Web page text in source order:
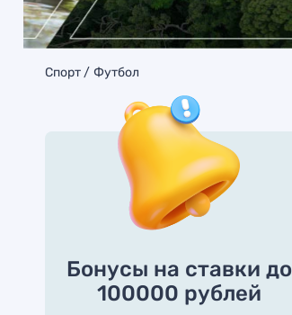
Спорт Футбол
Бонусы на ставки до
100000 рублей